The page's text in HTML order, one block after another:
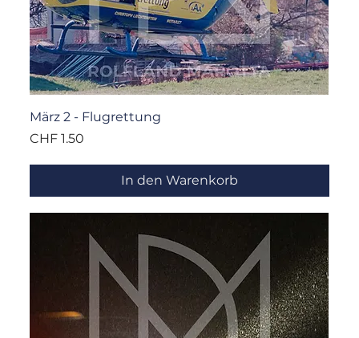
März 2 - Flugrettung
Preis
CHF 1.50
In den Warenkorb